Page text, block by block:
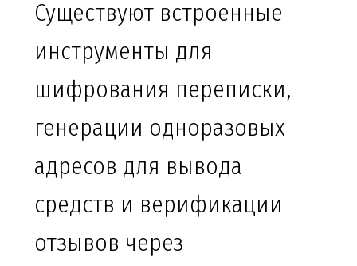
Существуют встроенные
инструменты для
шифрования переписки,
генерации одноразовых
адресов для вывода
средств и верификации
отзывов через